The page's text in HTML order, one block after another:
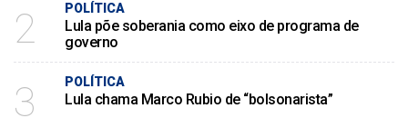
2 POLÍTICA
Lula põe soberania como eixo de programa de
governo
3 POLÍTICA
Lula chama Marco Rubio de “bolsonarista”